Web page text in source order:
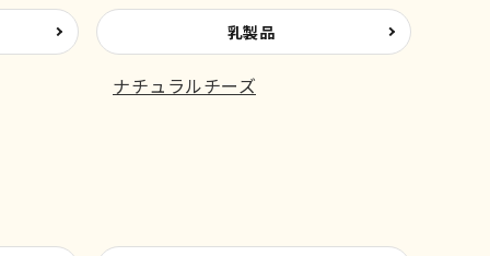
乳製品
ナチュラルチーズ